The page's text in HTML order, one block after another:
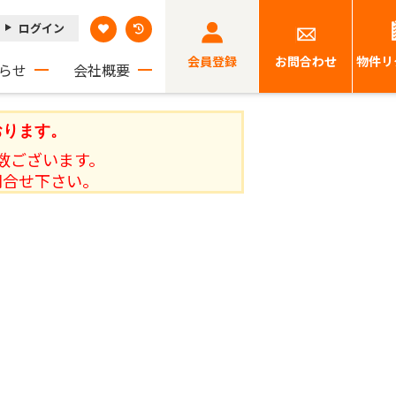
ログイン
せ 会社概要 会員登録 お問合わせ 物件
ます。
ざいます。
せ下さい。